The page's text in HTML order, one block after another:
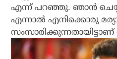
എന്ന് പറഞ്ഞു. ഞാന്‍
എന്നാല്‍ എനിക്കൊരു